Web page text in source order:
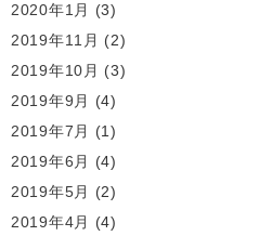
2020年1月
(3)
2019年11月 (2)
2019年10月 (3)
2019年9月
(4)
2019年7月
(1)
2019年6月
(4)
2019年5月
(2)
2019年4月
(4)